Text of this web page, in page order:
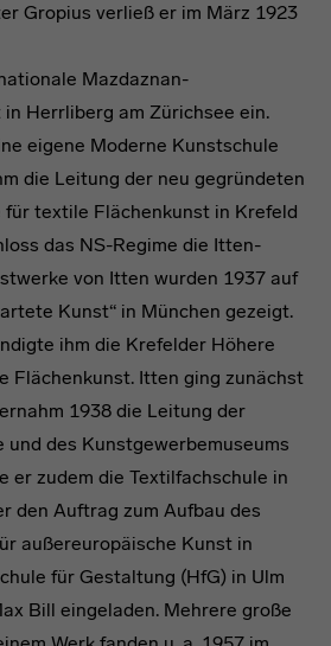
Gropius verließ er im März 1923
Mazdaznan-
Herrliberg am Zürichsee ein.
eigene Moderne Kunstschule
die Leitung der neu gegründeten
für textile Flächenkunst in Krefeld
das NS-Regime die Itten-
von Itten wurden 1937 auf
Kunst“ in München gezeigt.
ihm die Krefelder Höhere
Flächenkunst. Itten ging zunächst
1938 die Leitung der
und des Kunstgewerbemuseums
er zudem die Textilfachschule in
den Auftrag zum Aufbau des
außereuropäische Kunst in
für Gestaltung (HfG) in Ulm
Bill eingeladen. Mehrere große